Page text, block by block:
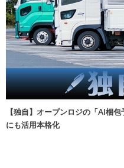
【独自】オープンロジの「AI梱
にも活用本格化